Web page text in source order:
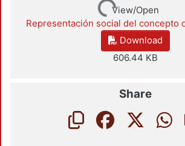
Loading...View/Open
Representación social del concepto
Download
606.44 KB
Share